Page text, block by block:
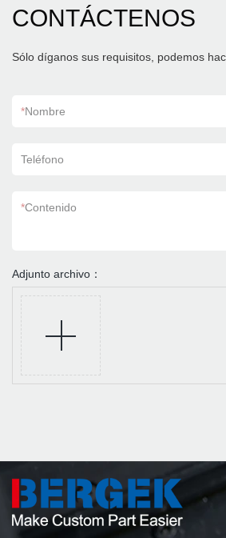
CONTÁCTENOS
Sólo díganos sus requisitos, podemos
*Nombre
Teléfono
*Contenido
Adjunto archivo：